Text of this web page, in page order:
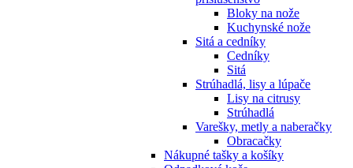
Bloky na nože
Kuchynské nože
Sitá a cedníky
Cedníky
Sitá
Strúhadlá, lisy a lúpače
Lisy na citrusy
Strúhadlá
Varešky, metly a naberačky
Obracačky
Nákupné tašky a košíky